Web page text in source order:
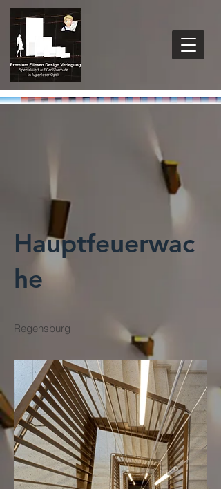
Hauptfeuerwac
he
Regensburg